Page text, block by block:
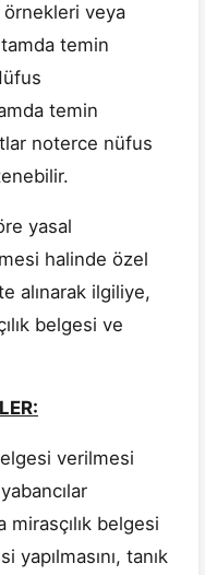
örnekleri veya
temin
temin
noterce nüfus
yasal
halinde özel
alınarak ilgiliye,
belgesi ve
verilmesi
belgesi
tanık